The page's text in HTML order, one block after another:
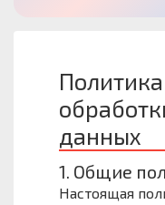
данных
1. Общие
Настоящая